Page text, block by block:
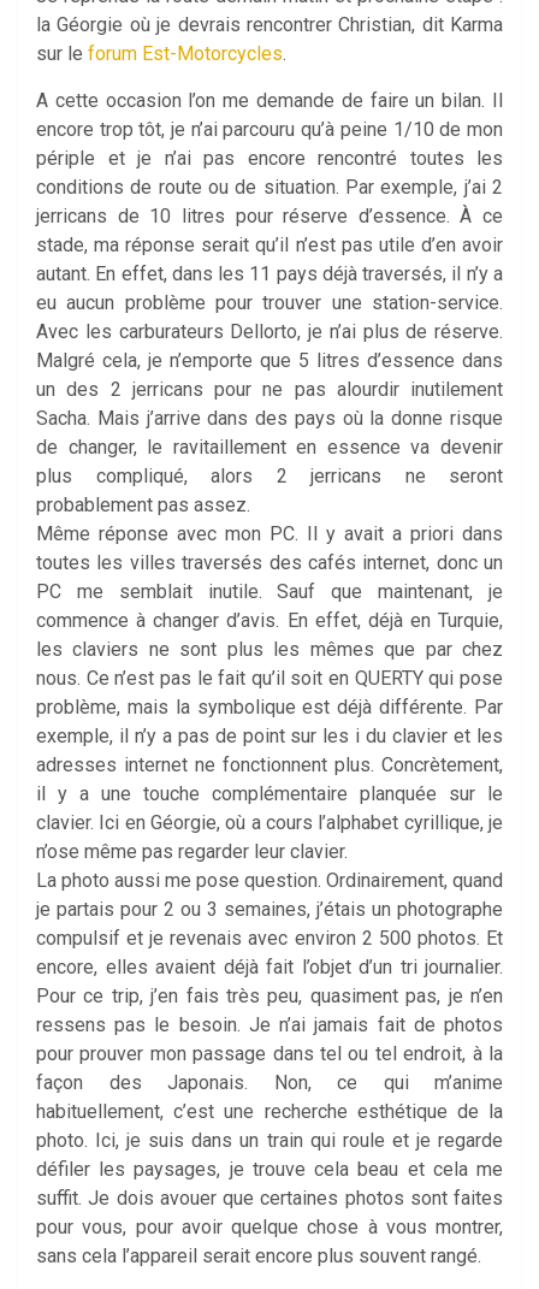
la Géorgie où je devrais rencontrer Christian, dit Karma
sur le forum Est-Motorcycles.
A cette occasion l’on me demande de faire un bilan. Il
encore trop tôt, je n’ai parcouru qu’à peine 1/10 de mon
périple et je n’ai pas encore rencontré toutes les
conditions de route ou de situation. Par exemple, j’ai 2
jerricans de 10 litres pour réserve d’essence. À ce
stade, ma réponse serait qu’il n’est pas utile d’en avoir
autant. En effet, dans les 11 pays déjà traversés, il n’y a
eu aucun problème pour trouver une station-service.
Avec les carburateurs Dellorto, je n’ai plus de réserve.
Malgré cela, je n’emporte que 5 litres d’essence dans
un des 2 jerricans pour ne pas alourdir inutilement
Sacha. Mais j’arrive dans des pays où la donne risque
de changer, le ravitaillement en essence va devenir
plus compliqué, alors 2 jerricans ne seront
probablement pas assez.
Même réponse avec mon PC. Il y avait a priori dans
toutes les villes traversés des cafés internet, donc un
PC me semblait inutile. Sauf que maintenant, je
commence à changer d’avis. En effet, déjà en Turquie,
les claviers ne sont plus les mêmes que par chez
nous. Ce n’est pas le fait qu’il soit en QUERTY qui pose
problème, mais la symbolique est déjà différente. Par
exemple, il n’y a pas de point sur les i du clavier et les
adresses internet ne fonctionnent plus. Concrètement,
il y a une touche complémentaire planquée sur le
clavier. Ici en Géorgie, où a cours l’alphabet cyrillique, je
n’ose même pas regarder leur clavier.
La photo aussi me pose question. Ordinairement, quand
je partais pour 2 ou 3 semaines, j’étais un photographe
compulsif et je revenais avec environ 2 500 photos. Et
encore, elles avaient déjà fait l’objet d’un tri journalier.
Pour ce trip, j’en fais très peu, quasiment pas, je n’en
ressens pas le besoin. Je n’ai jamais fait de photos
pour prouver mon passage dans tel ou tel endroit, à la
façon des Japonais. Non, ce qui m’anime
habituellement, c’est une recherche esthétique de la
photo. Ici, je suis dans un train qui roule et je regarde
défiler les paysages, je trouve cela beau et cela me
suffit. Je dois avouer que certaines photos sont faites
pour vous, pour avoir quelque chose à vous montrer,
sans cela l’appareil serait encore plus souvent rangé.